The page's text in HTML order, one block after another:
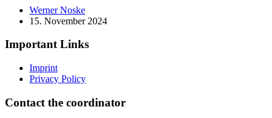
Werner Noske
15. November 2024
Important Links
Imprint
Privacy Policy
Contact the coordi­nator